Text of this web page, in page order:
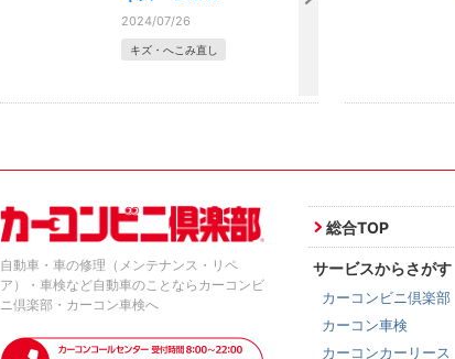
2024/07/26
キズ・へこみ直し
自動車・車の修理（メンテナンス・リペ
ア）・車検など自動車のことならカーコンビ
ニ倶楽部・カーコン車検へ
総合TOP
サービスからさがす
カーコンビニ倶楽部
カーコン車検
カーコンカーリース